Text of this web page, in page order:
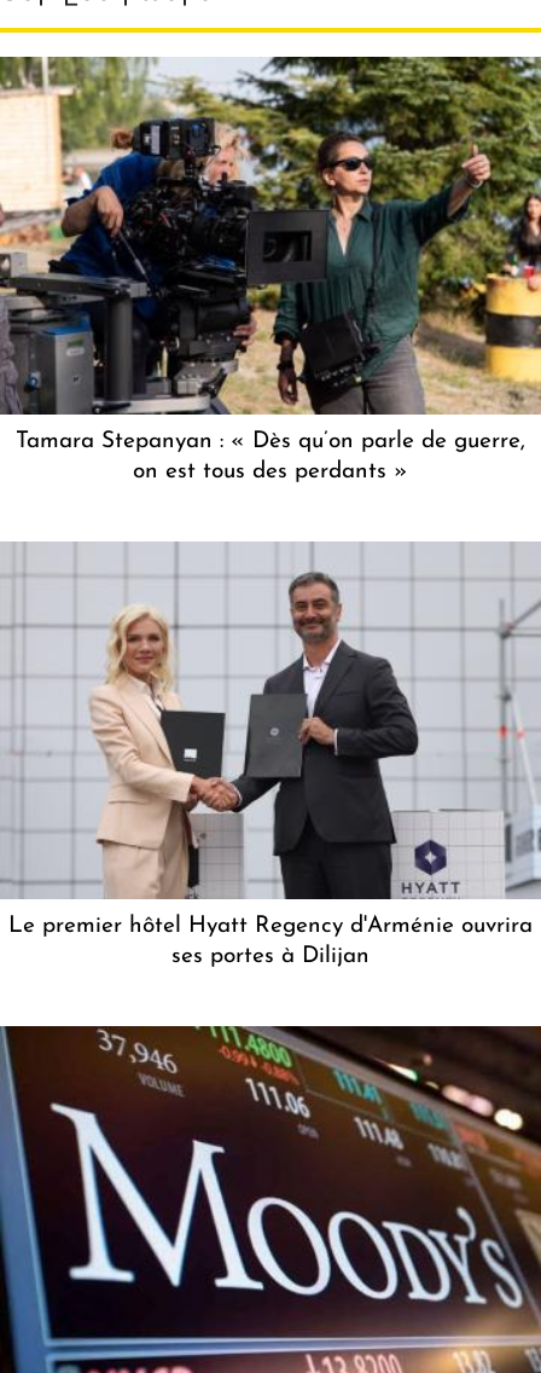
Tamara Stepanyan : « Dès qu’on parle de guerre,
on est tous des perdants »
Le premier hôtel Hyatt Regency d'Arménie ouvrira
ses portes à Dilijan